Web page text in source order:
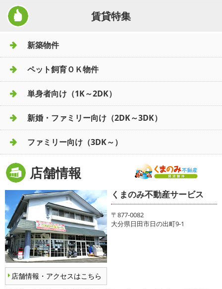
賃貸特集
新築物件
ペット飼育ＯＫ物件
単身者向け（1K～2DK）
新婚・ファミリー向け（2DK～3DK）
ファミリー向け（3DK～）
店舗情報
店舗情報・アクセスはこちら
くまのみ不動産サービス
〒877-0082
大分県日田市日の出町9-1